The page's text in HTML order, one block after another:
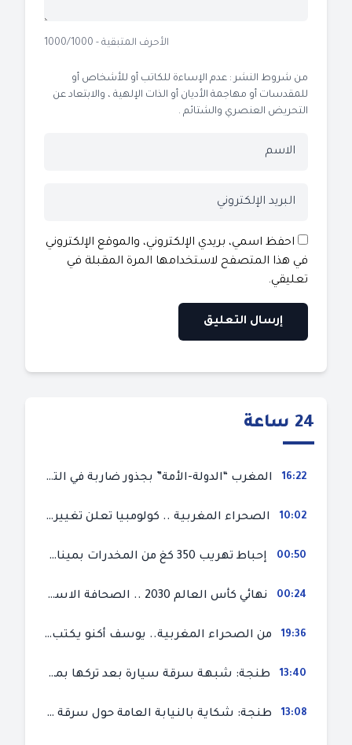
الأحرف المتبقية - 1000/1000
من شروط النشر : عدم الإساءة للكاتب أو للأشخاص أو
للمقدسات أو مهاجمة الأديان أو الذات الإلهية ، والابتعاد عن
التحريض العنصري والشتائم .
احفظ اسمي، بريدي الإلكتروني، والموقع الإلكتروني
في هذا المتصفح لاستخدامها المرة المقبلة في
تعليقي.
24 ساعة
16:22 المغرب “الدولة-الأمة” بجذور ضاربة في التاريخ دستوريا وثقافيا في إطار الحرية والاختيار
10:02 الصحراء المغربية .. كولومبيا تعلن تغييرا في موقفها وتعترف بسيادة المغرب على صحرائه
00:50 إحباط تهريب 350 كغ من المخدرات بميناء طنجة المتوسط
00:24 نهائي كأس العالم 2030 .. الصحافة الاسبانية قلقة من حسم الملف لصالح المغرب و”تتهم رئيس الفيفا”
19:36 من الصحراء المغربية.. يوسف أكنو يكتب عن أزمة سبتة المحتلة ويؤكد ان الهجرة السرية ليست حلا وبناء الوطن هو الخيار الأفضل
13:40 طنجة: شبهة سرقة سيارة بعد تركها بمحل ميكانيك للإصلاح
13:08 طنجة: شكاية بالنيابة العامة حول سرقة سيارة تركها صاحبها بمحل ميكانيك للإصلاح